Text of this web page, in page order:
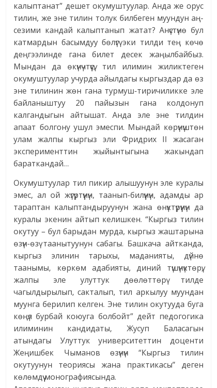
калыптанат” дешет окумуштуулар. Анда же орус
тилин, же эне тилин толук билбеген муундун аң-
сезими кандай калыптанып жатат? Анүстүнө бул
катмардын басымдуу бөлүгү эки тилди тең көчө
деңгээлинде гана билет десек жаңылбайбыз.
Мындан да өкүнүчтүүсү, тил илимин жиликтеген
окумуштуулар учурда айылдагы кыргыздар да өз
эне тилинин жөн гана турмуш-тиричиликке эле
байланыштуу 20 пайызын гана колдонуп
калгандыгын айтышат. Анда эле эне тилдин
апаат болгону ушул эмеспи. Мындай көрүнүштөн
улам жалпы кыргыз эли Фридрих II жасаган
эксперименттин жыйынтыгына жакындап
бараткандай…
Окумуштуулар тил пикир алышуунун эле куралы
эмес, ал ой жүгүртүүнүн, таанып-билүүнүн, адамды ар
тараптан калыптандыруунун жана өнүктүрүүнүн да
куралы экенин айтып келишкен. “Кыргыз тилин
окутуу – бул барыдан мурда, кыргыз жаштарына
өзүн-өзү таанытуунун сабагы. Башкача айтканда,
кыргыз элинин тарыхы, маданияты, дүйнө
таанымы, көркөм адабияты, диний түшүнүктөрү,
жалпы эле улуттук дөөлөттөрү тилде
чагылдырылып, сакталып, тил аркылуу муундан
муунга берилип келген. Эне тилин окутууда буга
көңүл бурбай коюуга болбойт” дейт педогогика
илиминин кандидаты, Жусуп Баласагын
атындагы Улуттук университеттин доценти
Жеңишбек Чыманов өзүнүн “Кыргыз тилин
окутуунун теориясы жана практикасы” деген
көлөмдүү монографиясында.